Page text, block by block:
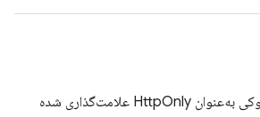
درست است اگر کوکی به‌عنوان HttpOnly علامت‌گذاری شده